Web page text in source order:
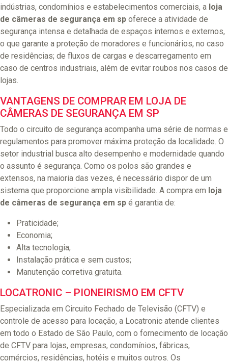
indústrias, condomínios e estabelecimentos comerciais, a loja
de câmeras de segurança em sp oferece a atividade de
segurança intensa e detalhada de espaços internos e externos,
o que garante a proteção de moradores e funcionários, no caso
de residências; de fluxos de cargas e descarregamento em
caso de centros industriais, além de evitar roubos nos casos de
lojas.
VANTAGENS DE COMPRAR EM LOJA DE
CÂMERAS DE SEGURANÇA EM SP
Todo o circuito de segurança acompanha uma série de normas e
regulamentos para promover máxima proteção da localidade. O
setor industrial busca alto desempenho e modernidade quando
o assunto é segurança. Como os polos são grandes e
extensos, na maioria das vezes, é necessário dispor de um
sistema que proporcione ampla visibilidade. A compra em loja
de câmeras de segurança em sp é garantia de:
Praticidade;
Economia;
Alta tecnologia;
Instalação prática e sem custos;
Manutenção corretiva gratuita.
LOCATRONIC – PIONEIRISMO EM CFTV
Especializada em Circuito Fechado de Televisão (CFTV) e
controle de acesso para locação, a Locatronic atende clientes
em todo o Estado de São Paulo, com o fornecimento de locação
de CFTV para lojas, empresas, condomínios, fábricas,
comércios, residências, hotéis e muitos outros. Os